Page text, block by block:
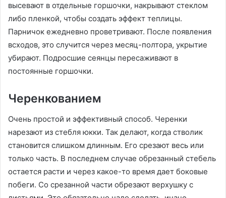
высевают в отдельные горшочки, накрывают стеклом
либо пленкой, чтобы создать эффект теплицы.
Парничок ежедневно проветривают. После появления
всходов, это случится через месяц-полтора, укрытие
убирают. Подросшие сеянцы пересаживают в
постоянные горшочки.
Черенкованием
Очень простой и эффективный способ. Черенки
нарезают из стебля юкки. Так делают, когда стволик
становится слишком длинным. Его срезают весь или
только часть. В последнем случае обрезанный стебель
остается расти и через какое-то время дает боковые
побеги. Со срезанной части обрезают верхушку с